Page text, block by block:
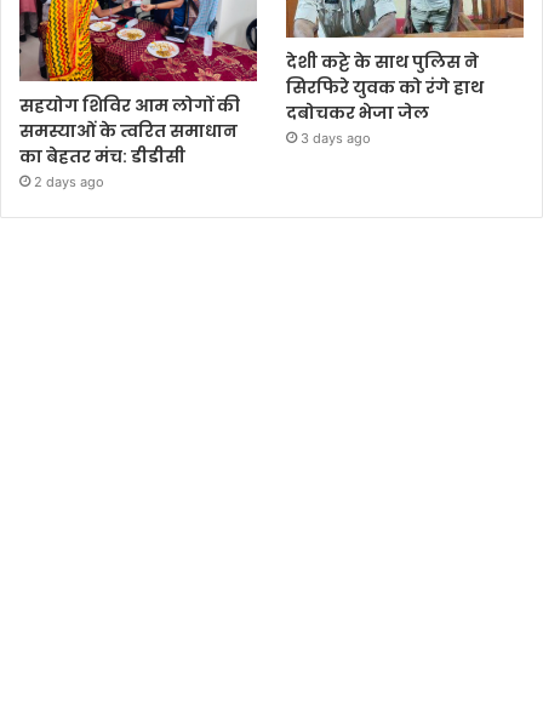
सहयोग शिविर आम लोगों की
समस्याओं के त्वरित समाधान
का बेहतर मंच: डीडीसी
2 days ago
देशी कट्टे के साथ पुलिस ने
सिरफिरे युवक को रंगे हाथ
दबोचकर भेजा जेल
3 days ago